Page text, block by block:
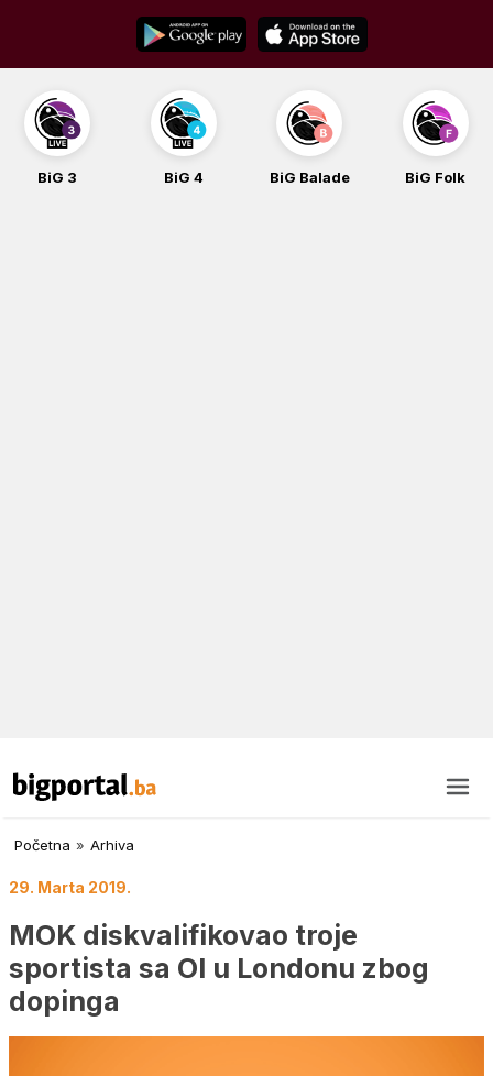
content
BiG 3 BiG 4 BiG Balade BiG Folk
Početna » Arhiva
29. Marta 2019.
MOK diskvalifikovao troje
sportista sa OI u Londonu zbog
dopinga